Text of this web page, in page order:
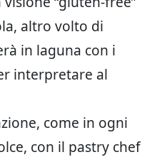
altro volto di
in laguna con i
interpretare al
come in ogni
con il pastry chef